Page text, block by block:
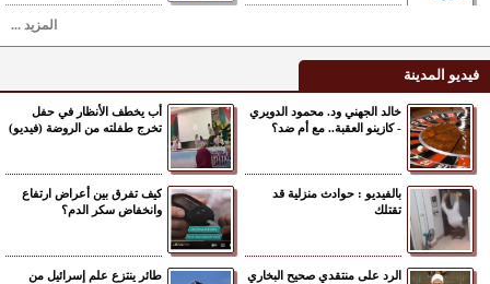
المزيد ...
فيديو المدينة
خالد الجهني ود. محمود الدويري
- كازينو العقبة.. مع أم ضد؟
أب يخطف الأنظار في حفل
تخرج طفلته من الروضة (فيديو)
بالفيديو : حوادث منزلية قد
تقتلك
كيف تفرق بين أعراض ارتفاع
وانخفاض سكر الدم؟
الرد على منتقدي صحيح البخاري
طائر ينتزع علم إسرائيل من